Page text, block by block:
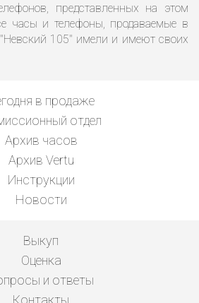
представленных на этом
часы и телефоны, продаваемые в
105" имели и имеют своих
в продаже
отдел
Архив часов
Архив Vertu
Инструкции
Новости
Выкуп
Оценка
и ответы
Контакты